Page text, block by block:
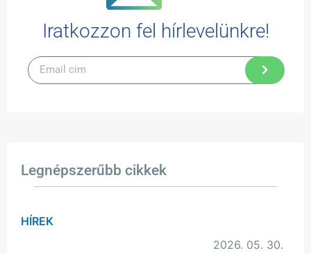
Iratkozzon fel hírlevelünkre!
Legnépszerűbb cikkek
HÍREK
2026. 05. 30.